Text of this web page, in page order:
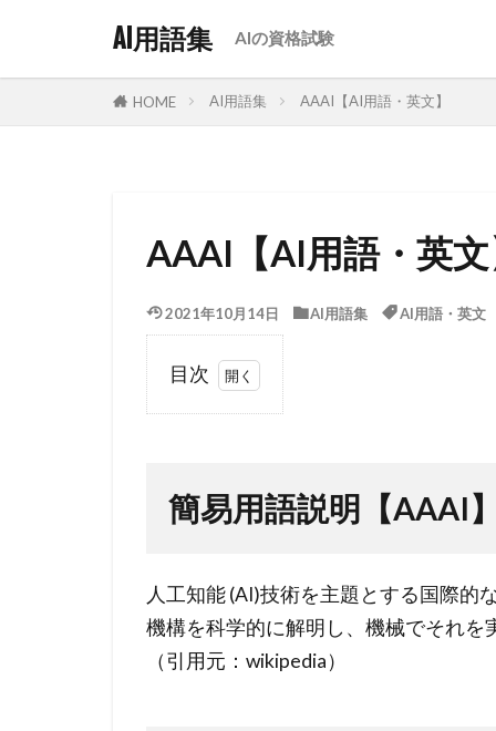
AI用語集 AIの資格試験
HOME AI用語集 AAAI【AI用語・英文】
AAAI【AI用語・英
2021年10月14日 AI用語集 AI用語・英文
目次
1
簡易
2
報
簡易用語説明【AAAI
人工知能 (AI)技術を主題とする国際的
機構を科学的に解明し、機械でそれを
（引用元：wikipedia）